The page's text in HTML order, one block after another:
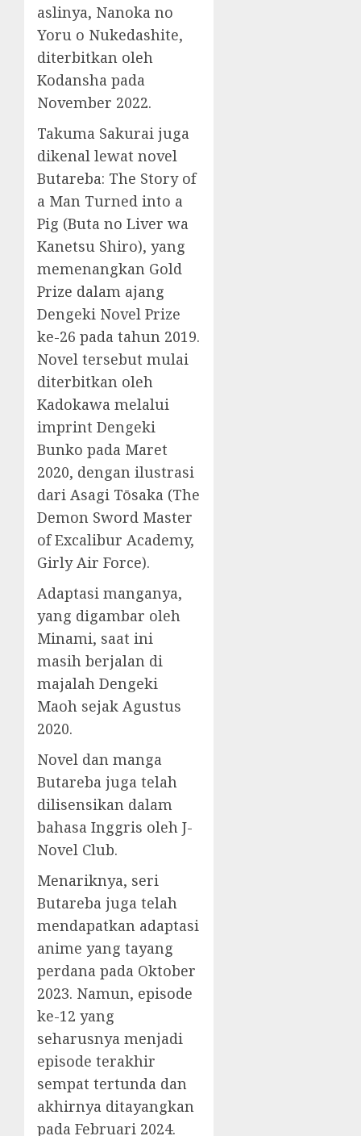
aslinya, Nanoka no
Yoru o Nukedashite,
diterbitkan oleh
Kodansha pada
November 2022.
Takuma Sakurai juga
dikenal lewat novel
Butareba: The Story of
a Man Turned into a
Pig (Buta no Liver wa
Kanetsu Shiro), yang
memenangkan Gold
Prize dalam ajang
Dengeki Novel Prize
ke-26 pada tahun 2019.
Novel tersebut mulai
diterbitkan oleh
Kadokawa melalui
imprint Dengeki
Bunko pada Maret
2020, dengan ilustrasi
dari Asagi Tōsaka (The
Demon Sword Master
of Excalibur Academy,
Girly Air Force).
Adaptasi manganya,
yang digambar oleh
Minami, saat ini
masih berjalan di
majalah Dengeki
Maoh sejak Agustus
2020.
Novel dan manga
Butareba juga telah
dilisensikan dalam
bahasa Inggris oleh J-
Novel Club.
Menariknya, seri
Butareba juga telah
mendapatkan adaptasi
anime yang tayang
perdana pada Oktober
2023. Namun, episode
ke-12 yang
seharusnya menjadi
episode terakhir
sempat tertunda dan
akhirnya ditayangkan
pada Februari 2024.